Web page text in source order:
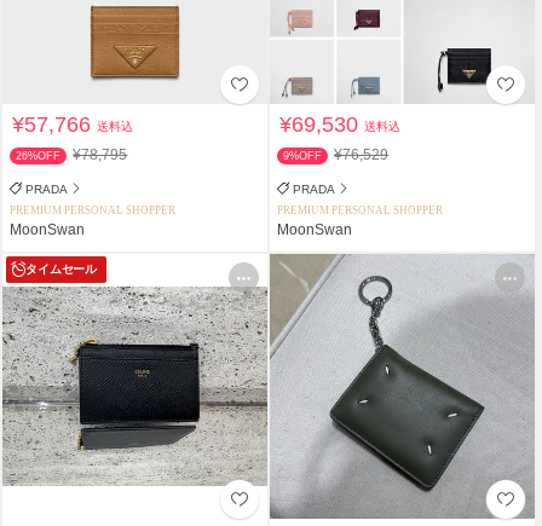
¥57,766送料込
26%OFF ¥78,795
PRADA
PREMIUM PERSONAL SHOPPER
MoonSwan
¥69,530送料込
9%OFF ¥76,529
PRADA
PREMIUM PERSONAL SHOPPER
MoonSwan
タイムセール